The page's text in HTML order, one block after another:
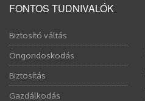
FONTOS TUDNIVALÓK
Biztosító váltás
Öngondoskodás
Biztosítás
Gazdálkodás